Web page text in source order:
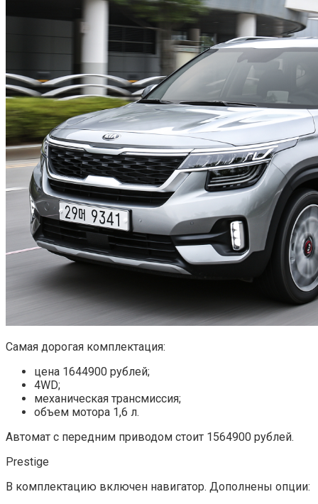
Самая дорогая комплектация:
цена 1644900 рублей;
4WD;
механическая трансмиссия;
объем мотора 1,6 л.
Автомат с передним приводом стоит 1564900 рублей.
Prestige
В комплектацию включен навигатор. Дополнены опции: